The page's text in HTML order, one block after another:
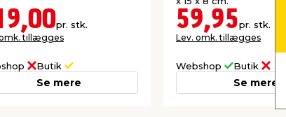
pr. stk.
tillægges
Butik
Se mere
59,95pr. stk.
Lev. omk. tillægges
Webshop Butik
Se mere